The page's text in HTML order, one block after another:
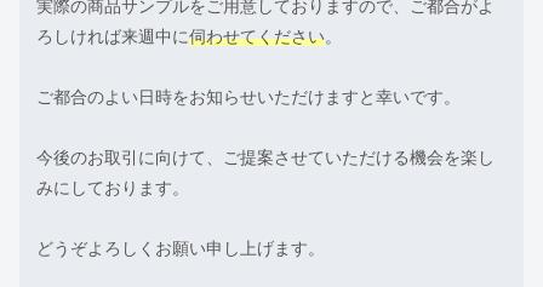
実際の商品サンプルをご用意しておりますので、ご都合がよ
ろしければ来週中に伺わせてください。
ご都合のよい日時をお知らせいただけますと幸いです。
今後のお取引に向けて、ご提案させていただける機会を楽し
みにしております。
どうぞよろしくお願い申し上げます。